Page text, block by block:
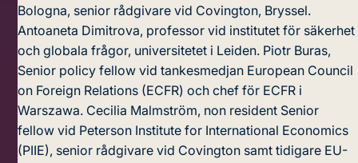
Bologna, senior rådgivare vid Covington, Bryssel.
Antoaneta Dimitrova, professor vid institutet för säkerhet
och globala frågor, universitetet i Leiden. Piotr Buras,
Senior policy fellow vid tankesmedjan European Council
on Foreign Relations (ECFR) och chef för ECFR i
Warszawa. Cecilia Malmström, non resident Senior
fellow vid Peterson Institute for International Economics
(PIIE), senior rådgivare vid Covington samt tidigare EU-